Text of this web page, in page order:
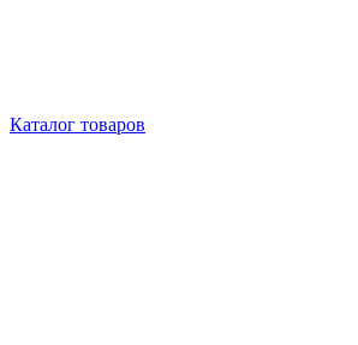
Каталог товаров